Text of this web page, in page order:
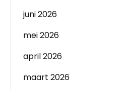
juni 2026
mei 2026
april 2026
maart 2026